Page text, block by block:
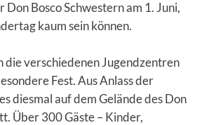
Bosco Schwestern am 1. Juni,
kaum sein können.
die verschiedenen Jugendzentren
Fest. Aus Anlass der
diesmal auf dem Gelände des Don
Über 300 Gäste – Kinder,